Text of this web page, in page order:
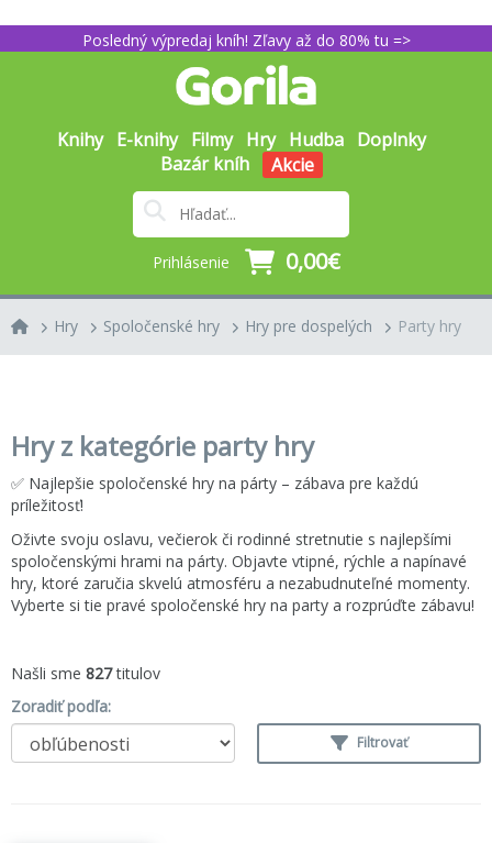
Posledný výpredaj kníh! Zľavy až do 80% tu =>
Knihy E-knihy Filmy Hry Hudba Doplnky
Bazár kníh
Akcie
Prihlásenie 0,00€
Hry Spoločenské hry Hry pre dospelých Party hry
Hry z kategórie party hry
✅ Najlepšie spoločenské hry na párty – zábava pre každú
príležitosť!
Oživte svoju oslavu, večierok či rodinné stretnutie s najlepšími
spoločenskými hrami na párty. Objavte vtipné, rýchle a napínavé
hry, ktoré zaručia skvelú atmosféru a nezabudnuteľné momenty.
Vyberte si tie pravé spoločenské hry na party a rozprúďte zábavu!
Našli sme 827titulov
Zoradiť podľa:
Filtrovať